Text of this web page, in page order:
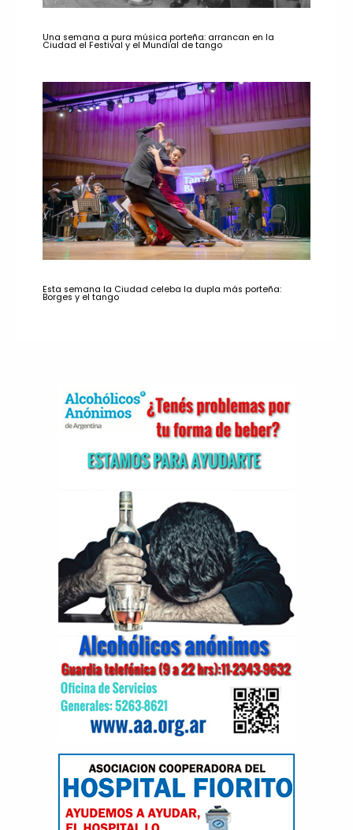
Una semana a pura música porteña: arrancan en la
Ciudad el Festival y el Mundial de tango
Esta semana la Ciudad celeba la dupla más porteña:
Borges y el tango